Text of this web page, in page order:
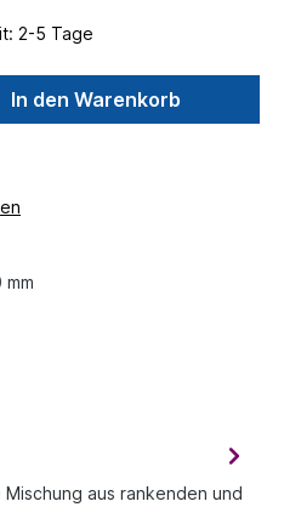
2-5 Tage
In den Warenkorb
aus rankenden und